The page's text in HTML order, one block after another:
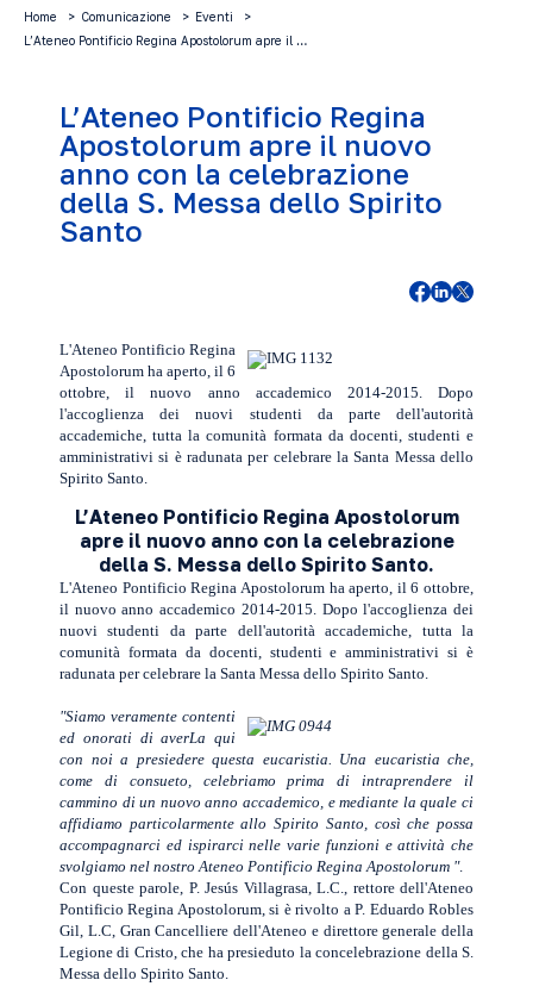
Home Comunicazione
Eventi
L’Ateneo Pontificio Regina Apostolorum apre il …
L’Ateneo Pontificio Regina
Apostolorum apre il nuovo
anno con la celebrazione
della S. Messa dello Spirito
Santo
L'Ateneo Pontificio Regina
Apostolorum ha aperto, il 6
ottobre, il nuovo anno accademico 2014-2015. Dopo
l'accoglienza dei nuovi studenti da parte dell'autorità
accademiche, tutta la comunità formata da docenti, studenti e
amministrativi si è radunata per celebrare la Santa Messa dello
Spirito Santo.
L’Ateneo Pontificio Regina Apostolorum
apre il nuovo anno con la celebrazione
della S. Messa dello Spirito Santo.
L'Ateneo Pontificio Regina Apostolorum ha aperto, il 6 ottobre,
il nuovo anno accademico 2014-2015. Dopo l'accoglienza dei
nuovi studenti da parte dell'autorità accademiche, tutta la
comunità formata da docenti, studenti e amministrativi si è
radunata per celebrare la Santa Messa dello Spirito Santo.
"Siamo veramente contenti
ed onorati di averLa qui
con noi a presiedere questa eucaristia. Una eucaristia che,
come di consueto, celebriamo prima di intraprendere il
cammino di un nuovo anno accademico, e mediante la quale ci
affidiamo particolarmente allo Spirito Santo, così che possa
accompagnarci ed ispirarci nelle varie funzioni e attività che
svolgiamo nel nostro Ateneo Pontificio Regina Apostolorum ".
Con queste parole, P. Jesús Villagrasa, L.C., rettore dell'Ateneo
Pontificio Regina Apostolorum, si è rivolto a P. Eduardo Robles
Gil, L.C, Gran Cancelliere dell'Ateneo e direttore generale della
Legione di Cristo, che ha presieduto la concelebrazione della S.
Messa dello Spirito Santo.